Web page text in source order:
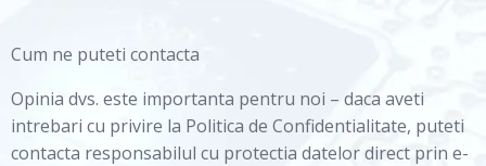
Cum ne puteti contacta
Opinia dvs. este importanta pentru noi – daca aveti
intrebari cu privire la Politica de Confidentialitate, puteti
contacta responsabilul cu protectia datelor direct prin e-